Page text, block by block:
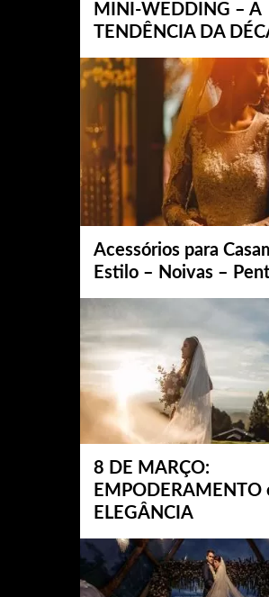
MINI-WEDDING – A
TENDÊNCIA DA
Acessórios para
Estilo – Noivas –
8 DE MARÇO:
EMPODERAMENTO
ELEGÂNCIA